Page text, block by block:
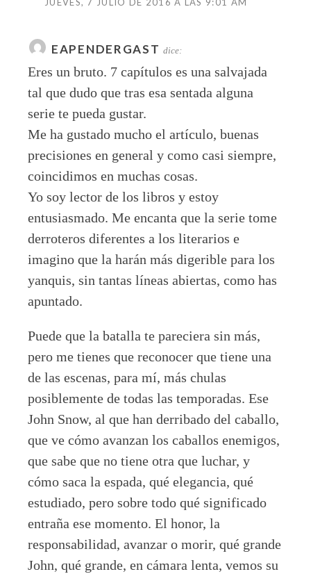
JUEVES, 7 JULIO DE 2016 A LAS 9:01 AM
EAPENDERGAST dice:
Eres un bruto. 7 capítulos es una salvajada
tal que dudo que tras esa sentada alguna
serie te pueda gustar.
Me ha gustado mucho el artículo, buenas
precisiones en general y como casi siempre,
coincidimos en muchas cosas.
Yo soy lector de los libros y estoy
entusiasmado. Me encanta que la serie tome
derroteros diferentes a los literarios e
imagino que la harán más digerible para los
yanquis, sin tantas líneas abiertas, como has
apuntado.
Puede que la batalla te pareciera sin más,
pero me tienes que reconocer que tiene una
de las escenas, para mí, más chulas
posiblemente de todas las temporadas. Ese
John Snow, al que han derribado del caballo,
que ve cómo avanzan los caballos enemigos,
que sabe que no tiene otra que luchar, y
cómo saca la espada, qué elegancia, qué
estudiado, pero sobre todo qué significado
entraña ese momento. El honor, la
responsabilidad, avanzar o morir, qué grande
John, qué grande, en cámara lenta, vemos su